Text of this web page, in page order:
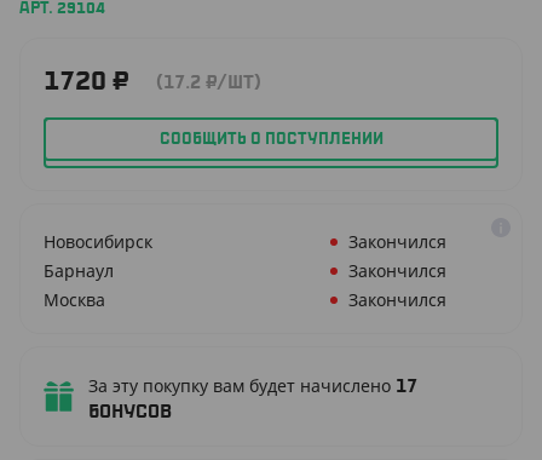
АРТ. 29104
1720 ₽ (17.2 ₽/ШТ)
СООБЩИТЬ О ПОСТУПЛЕНИИ
Новосибирск
Закончился
Барнаул
Закончился
Москва
Закончился
За эту покупку вам будет начислено 17
бонусов